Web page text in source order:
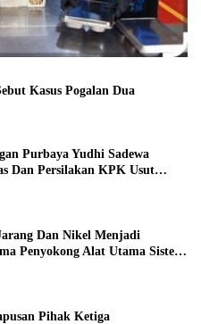
Kasus Pogalan Dua
Purbaya Yudhi Sadewa
Dan Persilakan KPK Usut
Dan Nikel Menjadi
Penyokong Alat Utama Sistem
Pihak Ketiga